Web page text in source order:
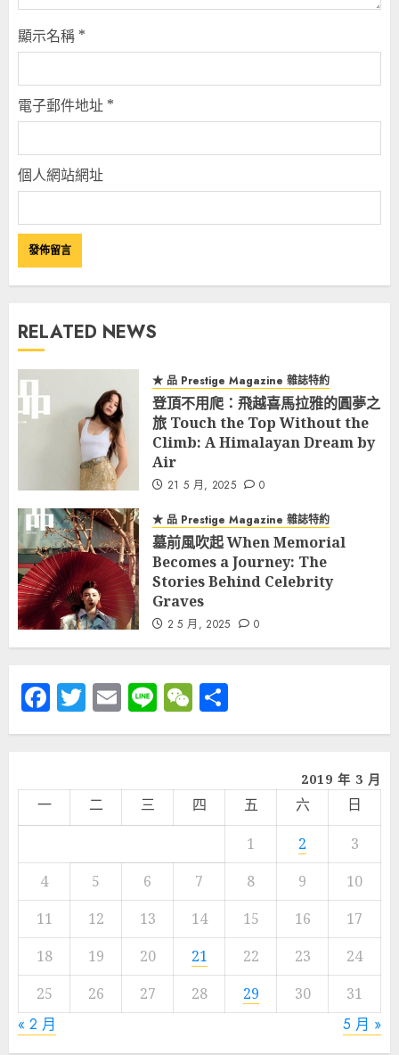
顯示名稱 *
電子郵件地址 *
個人網站網址
RELATED NEWS
★ 品 Prestige Magazine 雜誌特約
登頂不用爬：飛越喜馬拉雅的圓夢之
旅 Touch the Top Without the
Climb: A Himalayan Dream by
Air
21 5 月, 2025 0
★ 品 Prestige Magazine 雜誌特約
墓前風吹起 When Memorial
Becomes a Journey: The
Stories Behind Celebrity
Graves
2 5 月, 2025 0
Facebook
Twitter
Email
LineWeChat
享
2019 年 3 月
一 二 三 四 五 六
日
1
2
3
4
5 6 7 8 9
10
11
12 13 14 15 16
17
18
19 20 21 22 23
24
25
26 27 28 29 30 31
« 2 月 5 月 »